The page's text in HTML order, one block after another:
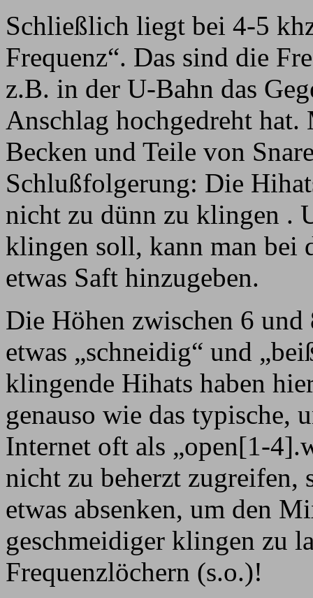
Schließlich liegt bei 4-5
Frequenz“. Das sind die
z.B. in der U-Bahn das
Anschlag hochgedreht
Becken und Teile von
Schlußfolgerung: Die
nicht zu dünn zu klingen .
klingen soll, kann man bei
etwas Saft hinzugeben.
Die Höhen zwischen 6
etwas „schneidig“ und
klingende Hihats haben
genauso wie das typische,
Internet oft als „open[1-
nicht zu beherzt zugreifen,
etwas absenken, um den
geschmeidiger klingen zu
Frequenzlöchern (s.o.)!